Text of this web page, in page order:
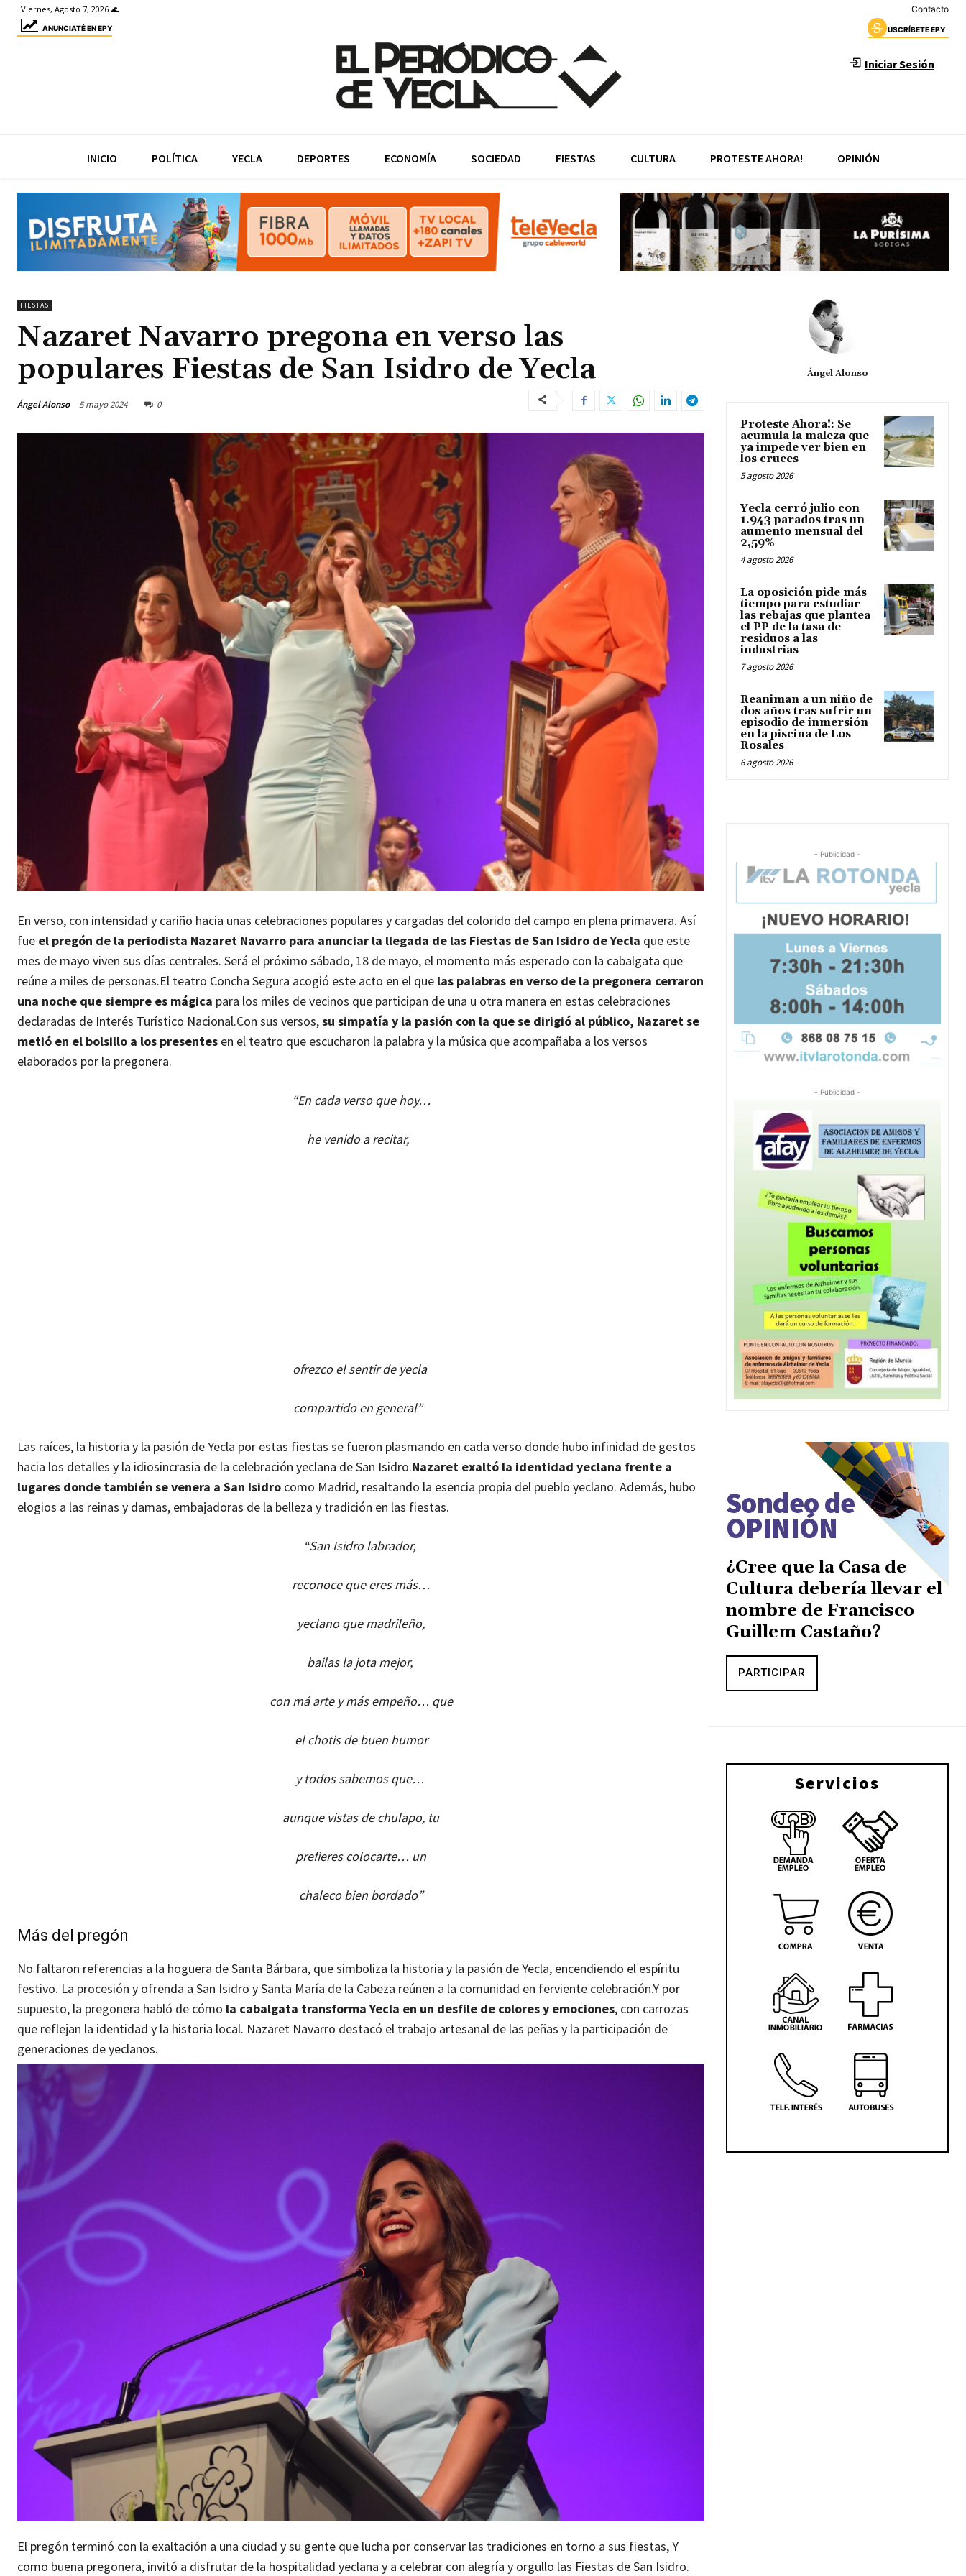
Viernes, Agosto 7, 2026 🌊 Contacto
ANUNCIATÉ EN EPY USCRÍBETE EPY
Iniciar Sesión
INICIO POLÍTICA YECLA DEPORTES ECONOMÍA SOCIEDAD FIESTAS CULTURA PROTESTE AHORA! OPINIÓN
FIESTAS
Nazaret Navarro pregona en verso las
populares Fiestas de San Isidro de Yecla
Ángel Alonso 5 mayo 2024 0
En verso, con intensidad y cariño hacia unas celebraciones populares y cargadas del colorido del campo en plena primavera. Así
fue el pregón de la periodista Nazaret Navarro para anunciar la llegada de las Fiestas de San Isidro de Yecla que este
mes de mayo viven sus días centrales. Será el próximo sábado, 18 de mayo, el momento más esperado con la cabalgata que
reúne a miles de personas.El teatro Concha Segura acogió este acto en el que las palabras en verso de la pregonera cerraron
una noche que siempre es mágica para los miles de vecinos que participan de una u otra manera en estas celebraciones
declaradas de Interés Turístico Nacional.Con sus versos,su simpatía y la pasión con la que se dirigió al público, Nazaret se
metió en el bolsillo a los presentes en el teatro que escucharon la palabra y la música que acompañaba a los versos
elaborados por la pregonera.
“En cada verso que hoy…
he venido a recitar,
ofrezco el sentir de yecla
compartido en general”
Las raíces, la historia y la pasión de Yecla por estas fiestas se fueron plasmando en cada verso donde hubo infinidad de gestos
hacia los detalles y la idiosincrasia de la celebración yeclana de San Isidro.Nazaret exaltó la identidad yeclana frente a
lugares donde también se venera a San Isidro como Madrid, resaltando la esencia propia del pueblo yeclano. Además, hubo
elogios a las reinas y damas, embajadoras de la belleza y tradición en las fiestas.
“San Isidro labrador,
reconoce que eres más…
yeclano que madrileño,
bailas la jota mejor,
con má arte y más empeño… que
el chotis de buen humor
y todos sabemos que…
aunque vistas de chulapo, tu
prefieres colocarte… un
chaleco bien bordado”
Más del pregón
No faltaron referencias a la hoguera de Santa Bárbara, que simboliza la historia y la pasión de Yecla, encendiendo el espíritu
festivo. La procesión y ofrenda a San Isidro y Santa María de la Cabeza reúnen a la comunidad en ferviente celebración.Y por
supuesto, la pregonera habló de cómo la cabalgata transforma Yecla en un desfile de colores y emociones, con carrozas
que reflejan la identidad y la historia local. Nazaret Navarro destacó el trabajo artesanal de las peñas y la participación de
generaciones de yeclanos.
El pregón terminó con la exaltación a una ciudad y su gente que lucha por conservar las tradiciones en torno a sus fiestas, Y
como buena pregonera, invitó a disfrutar de la hospitalidad yeclana y a celebrar con alegría y orgullo las Fiestas de San Isidro.
Ángel Alonso
Proteste Ahora!: Se
acumula la maleza que
ya impede ver bien en
los cruces
5 agosto 2026
Yecla cerró julio con
1.943 parados tras un
aumento mensual del
2,59%
4 agosto 2026
La oposición pide más
tiempo para estudiar
las rebajas que plantea
el PP de la tasa de
residuos a las
industrias
7 agosto 2026
Reaniman a un niño de
dos años tras sufrir un
episodio de inmersión
en la piscina de Los
Rosales
6 agosto 2026
- Publicidad -
- Publicidad -
Sondeo de
OPINIÓN
¿Cree que la Casa de
Cultura debería llevar el
nombre de Francisco
Guillem Castaño?
PARTICIPAR
Servicios